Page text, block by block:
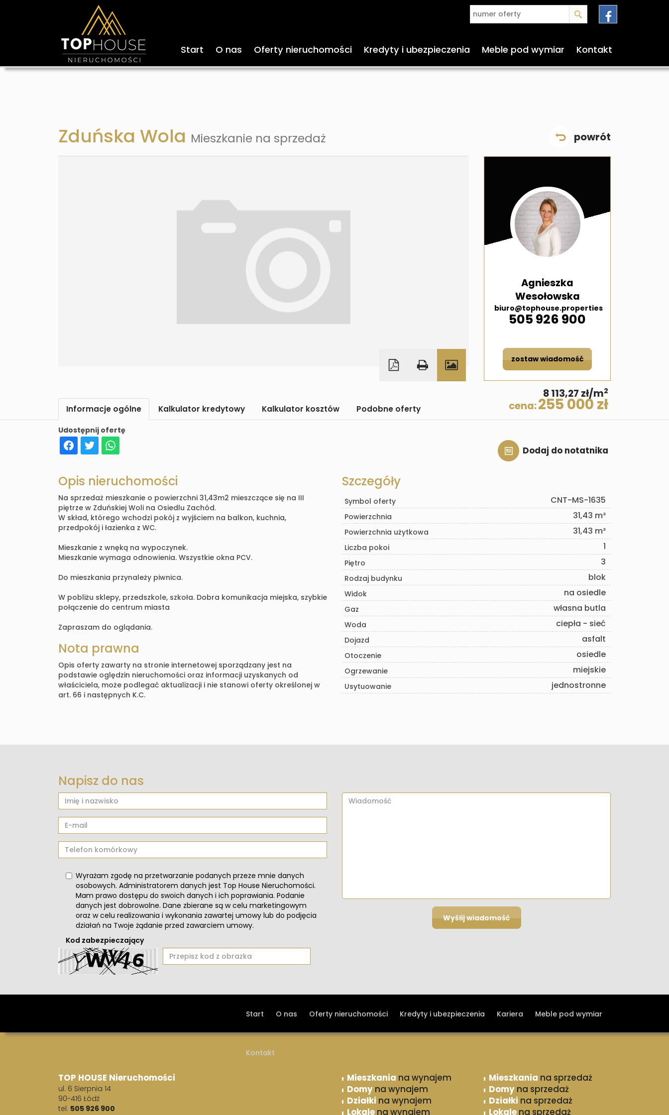
Start O nas Oferty nieruchomości Kredyty i ubezpieczenia Meble pod wymiar Kontakt
Zduńska Wola Mieszkanie na sprzedaż powrót
Agnieszka
Wesołowska
biuro@tophouse.properties
505 926 900
zostaw wiadomość
8 113,27 zł/m2
cena:255 000 zł
Dodaj do notatnika
Udostępnij ofertę
Informacje ogólne Kalkulator kredytowy Kalkulator kosztów Podobne oferty
Opis nieruchomości
Na sprzedaż mieszkanie o powierzchni 31,43m2 mieszczące się na III
piętrze w Zduńskiej Woli na Osiedlu Zachód.
W skład, którego wchodzi pokój z wyjściem na balkon, kuchnia,
przedpokój i łazienka z WC.
Mieszkanie z wnęką na wypoczynek.
Mieszkanie wymaga odnowienia. Wszystkie okna PCV.
Do mieszkania przynależy piwnica.
W pobliżu sklepy, przedszkole, szkoła. Dobra komunikacja miejska, szybkie
połączenie do centrum miasta
Zapraszam do oglądania.
Nota prawna
Opis oferty zawarty na stronie internetowej sporządzany jest na
podstawie oględzin nieruchomości oraz informacji uzyskanych od
właściciela, może podlegać aktualizacji i nie stanowi oferty określonej w
art. 66 i następnych K.C.
Szczegóły
Symbol oferty CNT-MS-1635
Powierzchnia 31,43 m²
Powierzchnia użytkowa 31,43 m²
Liczba pokoi 1
Piętro 3
Rodzaj budynku blok
Widok na osiedle
Gaz własna butla
Woda ciepła - sieć
Dojazd asfalt
Otoczenie osiedle
Ogrzewanie miejskie
Usytuowanie jednostronne
Napisz do nas
Wyrażam zgodę na przetwarzanie podanych przeze mnie danych
osobowych. Administratorem danych jest Top House Nieruchomości.
Mam prawo dostępu do swoich danych i ich poprawiania. Podanie
danych jest dobrowolne. Dane zbierane są w celu marketingowym
oraz w celu realizowania i wykonania zawartej umowy lub do podjęcia
działań na Twoje żądanie przed zawarciem umowy.
Kod zabezpieczający
Start O nas Oferty nieruchomości Kredyty i ubezpieczenia Kariera Meble pod wymiar
Kontakt
TOP HOUSE Nieruchomości
ul. 6 Sierpnia 14
90-416 Łódź
tel. 505 926 900
Mieszkania na wynajem
Domy na wynajem
Działki na wynajem
Lokale na wynajem
Mieszkania na sprzedaż
Domy na sprzedaż
Działki na sprzedaż
Lokale na sprzedaż